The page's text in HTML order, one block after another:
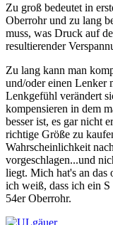
Zu groß bedeutet in
Oberrohr und zu lang
muss, was Druck auf
resultierender
Zu lang kann man
und/oder einen Lenker
Lenkgefühl verändert
kompensieren in dem
besser ist, es gar nicht
richtige Größe zu
Wahrscheinlichkeit
vorgeschlagen...und
liegt. Mich hat's an das
ich weiß, dass ich ein
54er Oberrohr.